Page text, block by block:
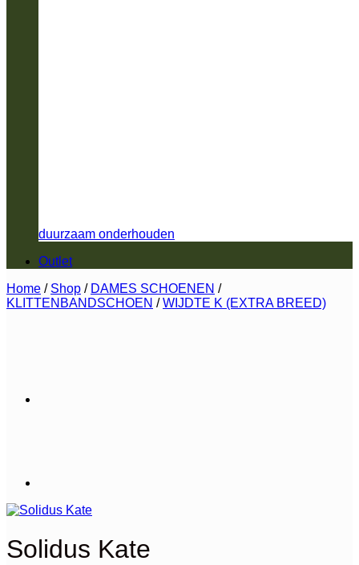
duurzaam onderhouden
Outlet
Home / Shop / DAMES SCHOENEN /
KLITTENBANDSCHOEN / WIJDTE K (EXTRA BREED)
Solidus Kate